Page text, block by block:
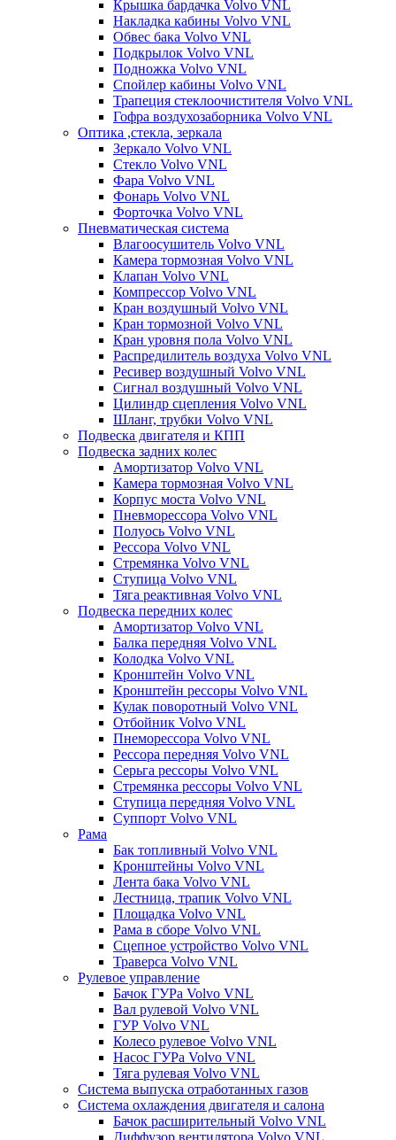
Крышка бардачка Volvo VNL
Накладка кабины Volvo VNL
Обвес бака Volvo VNL
Подкрылок Volvo VNL
Подножка Volvo VNL
Спойлер кабины Volvo VNL
Трапеция стеклоочистителя Volvo VNL
Гофра воздухозаборника Volvo VNL
Оптика ,стекла, зеркала
Зеркало Volvo VNL
Стекло Volvo VNL
Фара Volvo VNL
Фонарь Volvo VNL
Форточка Volvo VNL
Пневматическая система
Влагоосушитель Volvo VNL
Камера тормозная Volvo VNL
Клапан Volvo VNL
Компрессор Volvo VNL
Кран воздушный Volvo VNL
Кран тормозной Volvo VNL
Кран уровня пола Volvo VNL
Распредилитель воздуха Volvo VNL
Ресивер воздушный Volvo VNL
Сигнал воздушный Volvo VNL
Цилиндр сцепления Volvo VNL
Шланг, трубки Volvo VNL
Подвеска двигателя и КПП
Подвеска задних колес
Амортизатор Volvo VNL
Камера тормозная Volvo VNL
Корпус моста Volvo VNL
Пневморессора Volvo VNL
Полуось Volvo VNL
Рессора Volvo VNL
Стремянка Volvo VNL
Ступица Volvo VNL
Тяга реактивная Volvo VNL
Подвеска передних колес
Амортизатор Volvo VNL
Балка передняя Volvo VNL
Колодка Volvo VNL
Кронштейн Volvo VNL
Кронштейн рессоры Volvo VNL
Кулак поворотный Volvo VNL
Отбойник Volvo VNL
Пнеморессора Volvo VNL
Рессора передняя Volvo VNL
Серьга рессоры Volvo VNL
Стремянка рессоры Volvo VNL
Ступица передняя Volvo VNL
Суппорт Volvo VNL
Рама
Бак топливный Volvo VNL
Кронштейны Volvo VNL
Лента бака Volvo VNL
Лестница, трапик Volvo VNL
Площадка Volvo VNL
Рама в сборе Volvo VNL
Сцепное устройство Volvo VNL
Траверса Volvo VNL
Рулевое управление
Бачок ГУРа Volvo VNL
Вал рулевой Volvo VNL
ГУР Volvo VNL
Колесо рулевое Volvo VNL
Насос ГУРа Volvo VNL
Тяга рулевая Volvo VNL
Система выпуска отработанных газов
Система охлаждения двигателя и салона
Бачок расширительный Volvo VNL
Диффузор вентилятора Volvo VNL